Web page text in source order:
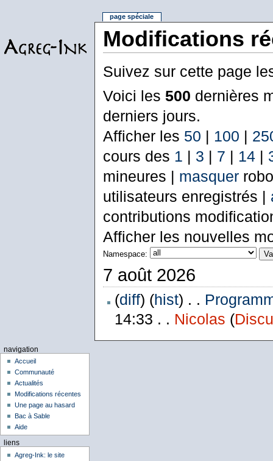
Modifications
Suivez sur cette page
Voici les 500 dernières
derniers jours.
Afficher les 50 | 100 |
cours des 1 | 3 | 7 | 14|
mineures | masquer
utilisateurs enregistrés |
contributions
Afficher les nouvelles
Namespace:
7 août 2026
(diff) (hist) . .
14:33 . . Nicolas (
page spéciale
navigation
Accueil
Communauté
Actualités
Modifications récentes
Une page au hasard
Bac à Sable
Aide
liens
Agreg-Ink: le site